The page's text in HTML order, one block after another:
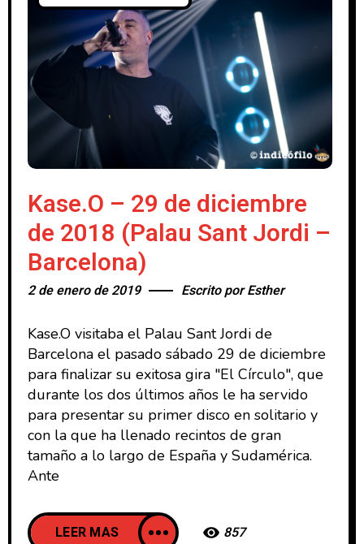
Kase.O – 29 de diciembre
de 2018 (Palau Sant Jordi –
Barcelona)
2 de enero de 2019 Escrito porEsther
Kase.O visitaba el Palau Sant Jordi de
Barcelona el pasado sábado 29 de diciembre
para finalizar su exitosa gira "El Círculo", que
durante los dos últimos años le ha servido
para presentar su primer disco en solitario y
con la que ha llenado recintos de gran
tamaño a lo largo de España y Sudamérica.
Ante
LEER MAS 857